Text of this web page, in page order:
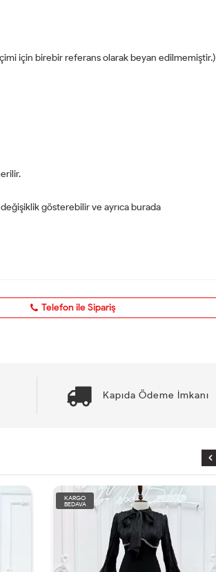
için birebir referans olarak beyan edilmemiştir.)
değişiklik gösterebilir ve ayrıca burada
Telefon ile Sipariş
Kapıda Ödeme İmkanı
KARGO
BEDAVA